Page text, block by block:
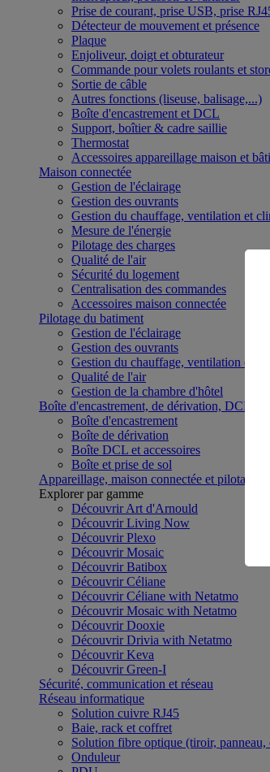
Prise de courant, prise USB, prise
Détecteur de mouvement et présence
Plaque
Enjoliveur, doigt et obturateur
Commande pour volets roulants et
Sortie de câble
Autres fonctions (liseuse, balisage,...)
Boîte d'encastrement et DCL
Support, boîtier & cadre saillie
Thermostat
Accessoires appareillage maison et
Maison connectée
Gestion de l'éclairage
Gestion des ouvrants
Gestion du chauffage, ventilation et
Mesure de l'énergie
Pilotage des charges
Qualité de l'air
Sécurité du logement
Centralisation des commandes
Accessoires maison connectée
Pilotage du batiment
Gestion de l'éclairage
Gestion des ouvrants
Gestion du chauffage, ventilation et
Qualité de l'air
Gestion de la chambre d'hôtel
Boîte d'encastrement, de dérivation, DCL et
Boîte d'encastrement
Boîte de dérivation
Boîte DCL et accessoires
Boîte et prise de sol
Appareillage, maison connectée et pilotage
Explorer par gamme
Découvrir Art d'Arnould
Découvrir Living Now
Découvrir Plexo
Découvrir Mosaic
Découvrir Batibox
Découvrir Céliane
Découvrir Céliane with Netatmo
Découvrir Mosaic with Netatmo
Découvrir Dooxie
Découvrir Drivia with Netatmo
Découvrir Keva
Découvrir Green-I
Sécurité, communication et réseau
Réseau informatique
Solution cuivre RJ45
Baie, rack et coffret
Solution fibre optique (tiroir, panneau,
Onduleur